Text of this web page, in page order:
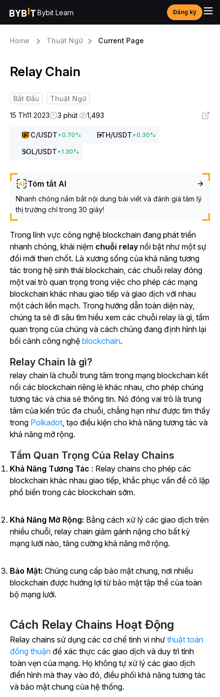
Bybit Learn Đăng ký
Home Thuật Ngữ Current Page
Relay Chain
Bắt Đầu
Thuật Ngữ
15 Th11 2023
3 phút 1,493
BTC/USDT+0.70% ETH/USDT+0.30%
SOL/USDT+1.30%
Tóm tắt AI
Nhanh chóng nắm bắt nội dung bài viết và đánh giá tâm lý
thị trường chỉ trong 30 giây!
Trong lĩnh vực công nghệ blockchain đang phát triển
nhanh chóng, khái niệm chuỗi relay nổi bật như một sự
đổi mới then chốt. Là xương sống của khả năng tương
tác trong hệ sinh thái blockchain, các chuỗi relay đóng
một vai trò quan trọng trong việc cho phép các mạng
blockchain khác nhau giao tiếp và giao dịch với nhau
một cách liền mạch. Trong hướng dẫn toàn diện này,
chúng ta sẽ đi sâu tìm hiểu xem các chuỗi relay là gì, tầm
quan trọng của chúng và cách chúng đang định hình lại
bối cảnh công nghệ blockchain.
Relay Chain là gì?
relay chain là chuỗi trung tâm trong mạng blockchain kết
nối các blockchain riêng lẻ khác nhau, cho phép chúng
tương tác và chia sẻ thông tin. Nó đóng vai trò là trung
tâm của kiến trúc đa chuỗi, chẳng hạn như được tìm thấy
trong Polkadot, tạo điều kiện cho khả năng tương tác và
khả năng mở rộng.
Tầm Quan Trọng Của Relay Chains
Khả Năng Tương Tác : Relay chains cho phép các
blockchain khác nhau giao tiếp, khắc phục vấn đề cô lập
phổ biến trong các blockchain sớm.
Khả Năng Mở Rộng: Bằng cách xử lý các giao dịch trên
nhiều chuỗi, relay chain giảm gánh nặng cho bất kỳ
mạng lưới nào, tăng cường khả năng mở rộng.
Bảo Mật: Chúng cung cấp bảo mật chung, nơi nhiều
blockchain được hưởng lợi từ bảo mật tập thể của toàn
bộ mạng lưới.
Cách Relay Chains Hoạt Động
Relay chains sử dụng các cơ chế tinh vi như thuật toán
đồng thuận để xác thực các giao dịch và duy trì tính
toàn vẹn của mạng. Họ không tự xử lý các giao dịch
điển hình mà thay vào đó, điều phối khả năng tương tác
và bảo mật chung của hệ thống.